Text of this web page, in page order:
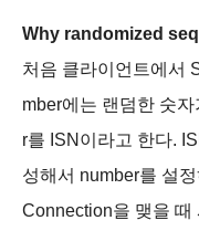
Why randomized
처음 클라이언트에서
mber에는 랜덤한 숫
r를 ISN이라고 한다.
성해서 number를 설
Connection을 맺을 때